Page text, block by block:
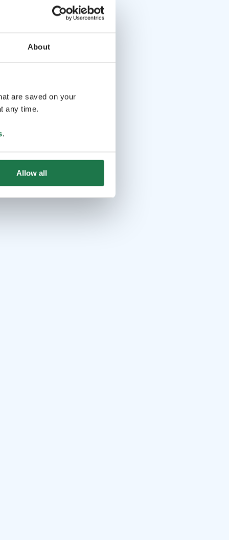
About
are saved on your
any time.
.
Allow all